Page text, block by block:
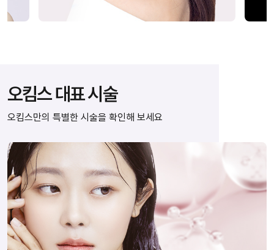
오킴스 대표 시술
오킴스만의 특별한 시술을 확인해 보세요